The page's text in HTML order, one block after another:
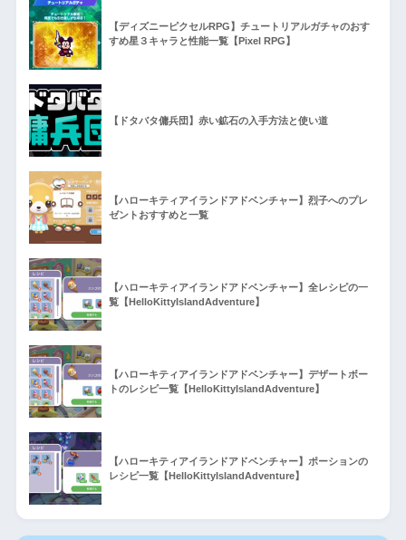
【ディズニーピクセルRPG】チュートリアルガチャのおす
すめ星３キャラと性能一覧【Pixel RPG】
【ドタバタ傭兵団】赤い鉱石の入手方法と使い道
【ハローキティアイランドアドベンチャー】烈子へのプレ
ゼントおすすめと一覧
【ハローキティアイランドアドベンチャー】全レシピの一
覧【HelloKittyIslandAdventure】
【ハローキティアイランドアドベンチャー】デザートボー
トのレシピ一覧【HelloKittyIslandAdventure】
【ハローキティアイランドアドベンチャー】ポーションの
レシピ一覧【HelloKittyIslandAdventure】